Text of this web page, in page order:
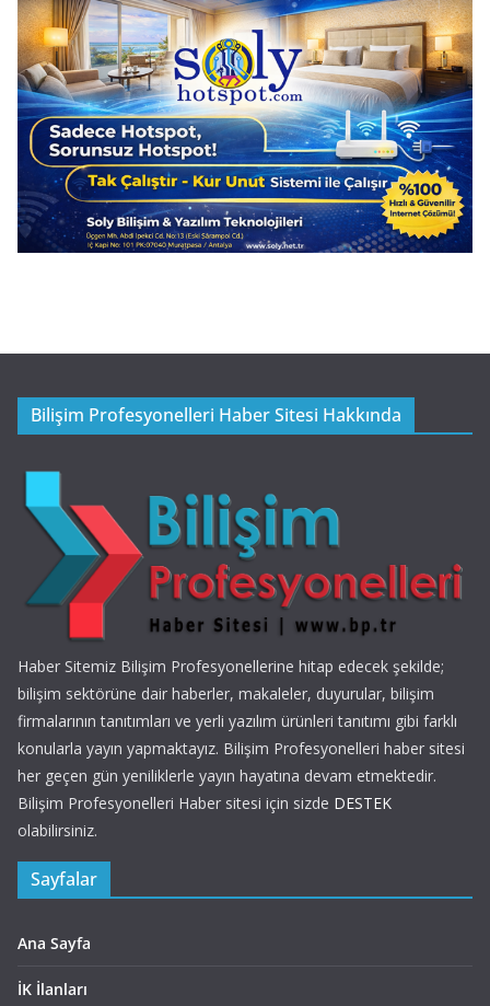
Bilişim Profesyonelleri Haber Sitesi Hakkında
Haber Sitemiz Bilişim Profesyonellerine hitap edecek şekilde;
bilişim sektörüne dair haberler, makaleler, duyurular, bilişim
firmalarının tanıtımları ve yerli yazılım ürünleri tanıtımı gibi farklı
konularla yayın yapmaktayız. Bilişim Profesyonelleri haber sitesi
her geçen gün yeniliklerle yayın hayatına devam etmektedir.
Bilişim Profesyonelleri Haber sitesi için sizde DESTEK
olabilirsiniz.
Sayfalar
Ana Sayfa
İK İlanları